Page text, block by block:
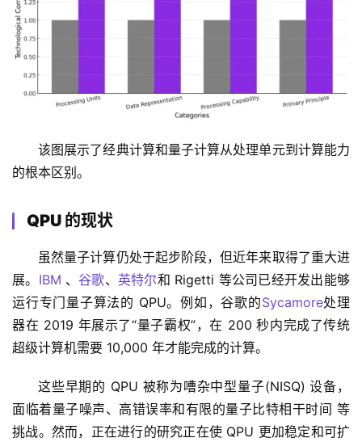
该图展示了经典计算和量子计算从处理单元到计算能力
的根本区别。
QPU 的现状
虽然量子计算仍处于起步阶段，但近年来取得了重大进
展。 IBM 、谷歌、 英特尔和 Rigetti 等公司已经开发出能够
运行专门量子算法的 QPU。例如，谷歌的Sycamore处理
器在 2019 年展示了“量子霸权”，在 200 秒内完成了传统
超级计算机需要 10,000 年才能完成的计算。
这些早期的 QPU 被称为嘈杂中型量子(NISQ) 设备，
面临着量子噪声、高错误率和有限的量子比特相干时间 等
挑战。然而，正在进行的研究正在使 QPU 更加稳定和可扩